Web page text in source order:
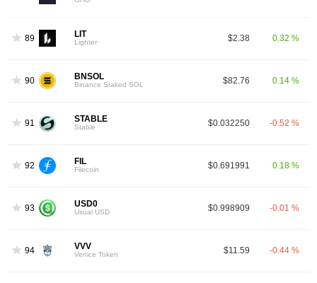
89 LIT
Lighter $2.38 0.32 %
90 BNSOL
Binance Staked SOL $82.76 0.14 %
91 STABLE
Stable $0.032250 -0.52 %
92 FIL
Filecoin $0.691991 0.18 %
93 USD0
Usual USD $0.998909 -0.01 %
94 VVV
Venice Token $11.59 -0.44 %